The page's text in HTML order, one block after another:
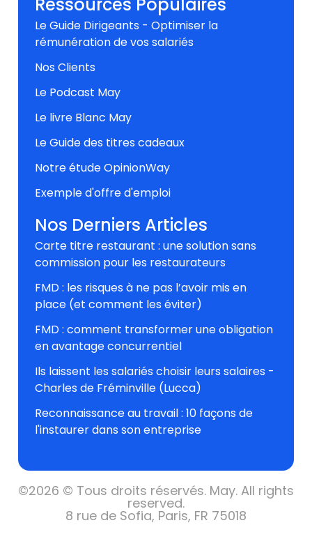
Ressources Populaires
Le Guide Dirigeants - Optimiser la
rémunération de vos salariés
Nos Clients
Le Podcast May
Le livre Blanc May
Le Guide des titres cadeaux
Notre étude OpinionWay
Exemple d'offre d'emploi
Nos Derniers Articles
Carte titre restaurant : une solution sans
commission pour les restaurateurs
FMD : les risques à ne pas l’avoir mis en
place (et comment les éviter)
FMD : comment transformer une obligation
en avantage concurrentiel
Ils laissent les salariés choisir leurs salaires -
Charles de Fréminville (Lucca)
Reconnaissance au travail : 10 façons de
l'instaurer dans son entreprise
©2026 © Tous droits réservés. May. All rights
reserved.
8 rue de Sofia, Paris, FR 75018